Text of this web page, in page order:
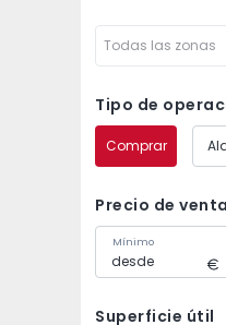
Todas las zonas
Tipo de
Comprar
Precio de venta
Mínimo
Superficie útil